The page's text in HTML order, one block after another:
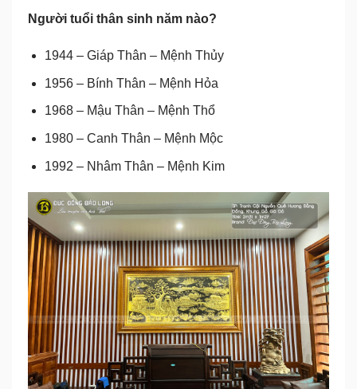
Người tuổi thân sinh năm nào?
1944 – Giáp Thân – Mệnh Thủy
1956 – Bính Thân – Mệnh Hỏa
1968 – Mậu Thân – Mệnh Thổ
1980 – Canh Thân – Mệnh Mộc
1992 – Nhâm Thân – Mệnh Kim